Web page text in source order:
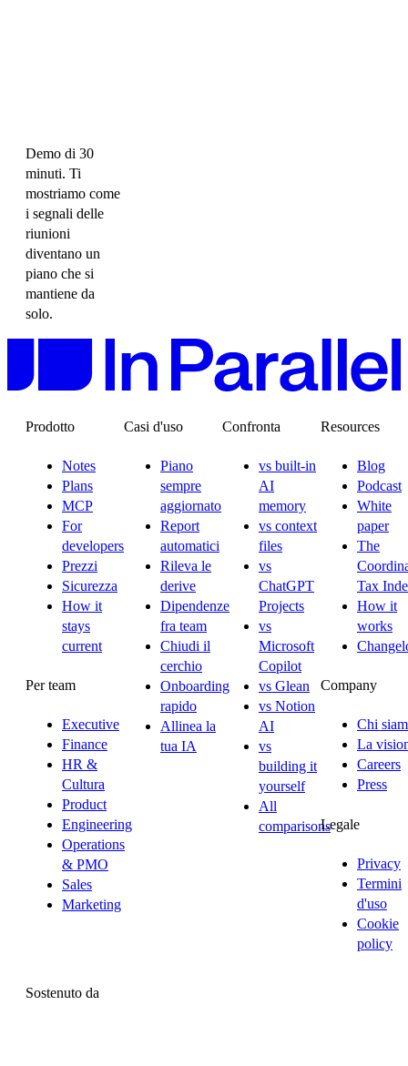
Demo di 30
minuti. Ti
mostriamo come
i segnali delle
riunioni
diventano un
piano che si
mantiene da
solo.
Prodotto
Notes
Plans
MCP
For
developers
Prezzi
Sicurezza
How it
stays
current
Per team
Executive
Finance
HR &
Cultura
Product
Engineering
Operations
& PMO
Sales
Marketing
Casi d'uso
Piano
sempre
aggiornato
Report
automatici
Rileva le
derive
Dipendenze
fra team
Chiudi il
cerchio
Onboarding
rapido
Allinea la
tua IA
Confronta
vs built-in
AI
memory
vs context
files
vs
ChatGPT
Projects
vs
Microsoft
Copilot
vs Glean
vs Notion
AI
vs
building it
yourself
All
comparisons
Resources
Blog
Podcast
White
paper
The
Tax
How it
works
Company
Chi
La
Careers
Press
Legale
Privacy
Termini
d'uso
Cookie
policy
Sostenuto da